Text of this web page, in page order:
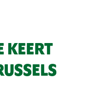
KEERT